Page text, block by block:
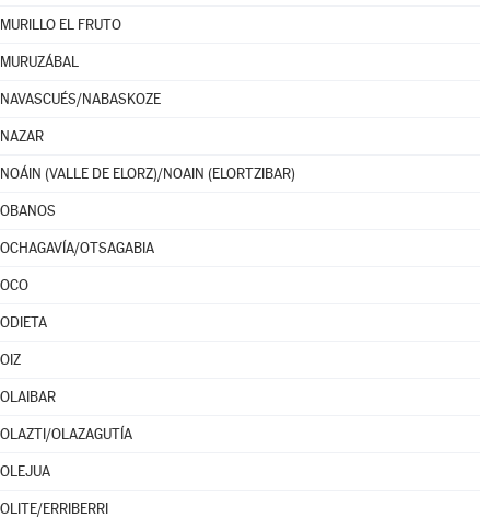
MURILLO EL FRUTO
MURUZÁBAL
NAVASCUÉS/NABASKOZE
NAZAR
NOÁIN (VALLE DE ELORZ)/NOAIN (ELORTZIBAR)
OBANOS
OCHAGAVÍA/OTSAGABIA
OCO
ODIETA
OIZ
OLAIBAR
OLAZTI/OLAZAGUTÍA
OLEJUA
OLITE/ERRIBERRI